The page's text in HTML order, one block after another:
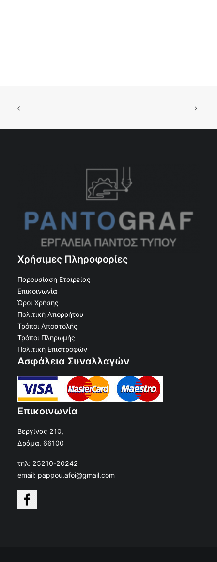
Χρήσιμες Πληροφορίες
Παρουσίαση Εταιρείας
Επικοινωνία
Όροι Χρήσης
Πολιτική Απορρήτου
Τρόποι Αποστολής
Τρόποι Πληρωμής
Πολιτική Επιστροφών
Ασφάλεια Συναλλαγών
Επικοινωνία
Βεργίνας 210,
Δράμα, 66100
τηλ: 25210-20242
email: pappou.afoi@gmail.com